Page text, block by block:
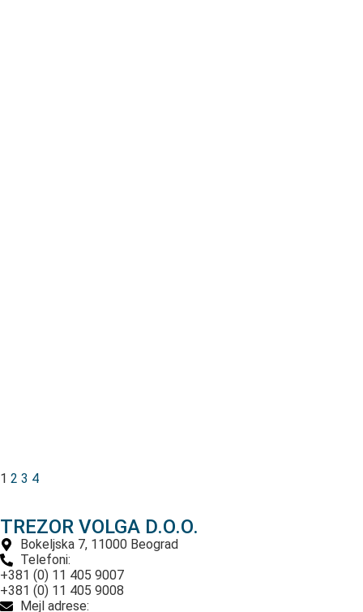
1 2 3 4
TREZOR VOLGA D.O.O.
Bokeljska 7, 11000 Beograd
Telefoni:
+381 (0) 11 405 9007
+381 (0) 11 405 9008
Mejl adrese: